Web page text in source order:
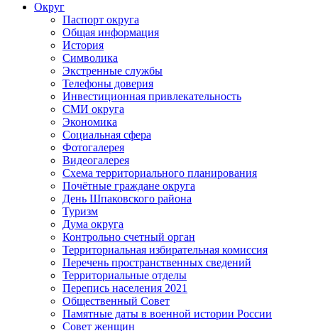
Округ
Паспорт округа
Общая информация
История
Символика
Экстренные службы
Телефоны доверия
Инвестиционная привлекательность
СМИ округа
Экономика
Социальная сфера
Фотогалерея
Видеогалерея
Схема территориального планирования
Почётные граждане округа
День Шпаковского района
Туризм
Дума округа
Контрольно счетный орган
Территориальная избирательная комиссия
Перечень пространственных сведений
Территориальные отделы
Перепись населения 2021
Общественный Совет
Памятные даты в военной истории России
Совет женщин